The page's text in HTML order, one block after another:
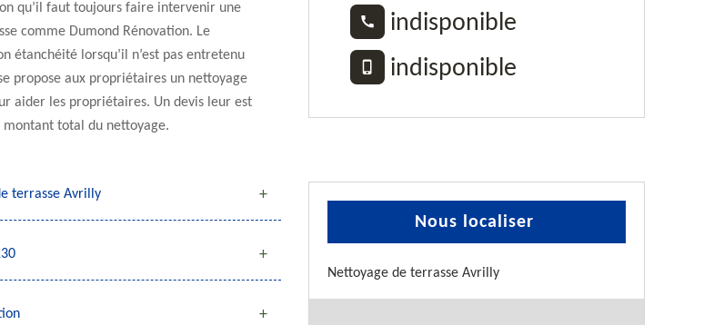
qu’il faut toujours faire intervenir une
comme Dumond Rénovation. Le
étanchéité lorsqu’il n’est pas entretenu
propose aux propriétaires un nettoyage
aider les propriétaires. Un devis leur est
total du nettoyage.
terrasse Avrilly
indisponible
indisponible
Nous localiser
Nettoyage de terrasse Avrilly